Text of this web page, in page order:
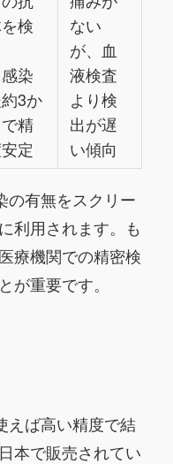
検
感染
3か
で精
定
ない
が、血
液検査
より検
出が遅
い傾向
の有無をスクリー
利用されます。も
療機関での精密検
が重要です。
えば高い精度で結
本で販売されてい